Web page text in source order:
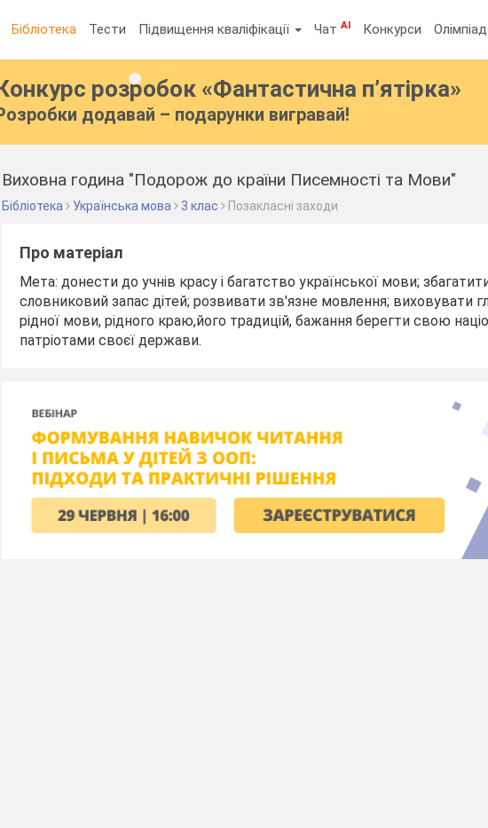
Бібліотека Тести Підвищення кваліфікації ЧатAI Конкурси
розробок «Фантастична п’ятірка»
додавай – подарунки вигравай!
Виховна година "Подорож до країни Писемності та Мови"
Бібліотека Українська мова 3 клас Позакласні заходи
Про матеріал
Мета: донести до учнів красу і багатство української мови;
словниковий запас дітей; розвивати зв'язне мовлення; виховувати
рідної мови, рідного краю,його традицій, бажання берегти свою
патріотами своєї держави.